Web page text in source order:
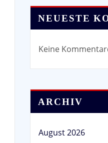
NEUESTE
Keine
ARCHIV
August 2026